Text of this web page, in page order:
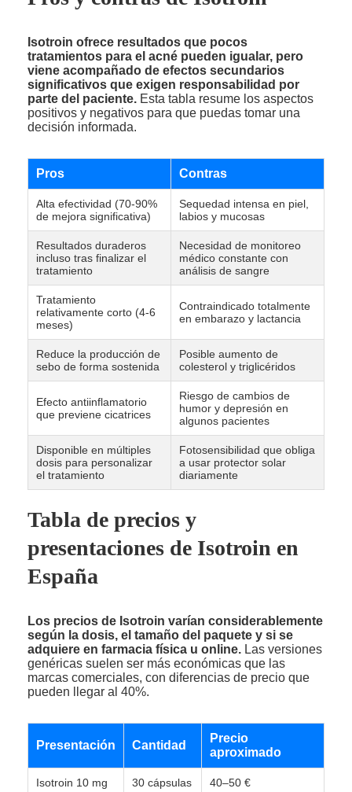
Isotroin ofrece resultados que pocos
tratamientos para el acné pueden igualar, pero
viene acompañado de efectos secundarios
significativos que exigen responsabilidad por
parte del paciente. Esta tabla resume los aspectos
positivos y negativos para que puedas tomar una
decisión informada.
Pros Contras
Alta efectividad (70-90%
de mejora significativa)
Sequedad intensa en piel,
labios y mucosas
Resultados duraderos
incluso tras finalizar el
tratamiento
Necesidad de monitoreo
médico constante con
análisis de sangre
Tratamiento
relativamente corto (4-6
meses)
Contraindicado totalmente
en embarazo y lactancia
Reduce la producción de
sebo de forma sostenida
Posible aumento de
colesterol y triglicéridos
Efecto antiinflamatorio
que previene cicatrices
Riesgo de cambios de
humor y depresión en
algunos pacientes
Disponible en múltiples
dosis para personalizar
el tratamiento
Fotosensibilidad que obliga
a usar protector solar
diariamente
Tabla de precios y
presentaciones de Isotroin en
España
Los precios de Isotroin varían considerablemente
según la dosis, el tamaño del paquete y si se
adquiere en farmacia física u online. Las versiones
genéricas suelen ser más económicas que las
marcas comerciales, con diferencias de precio que
pueden llegar al 40%.
Presentación Cantidad
Precio
aproximado
Isotroin 10 mg 30 cápsulas 40–50 €